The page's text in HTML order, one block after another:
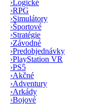
› Logické
›RPG
›Simulátory
›Športové
›Stratégie
›Závodné
›Predobjednávky
›PlayStation VR
›PS5
›Akčné
›Adventury
›Arkády
›Bojové